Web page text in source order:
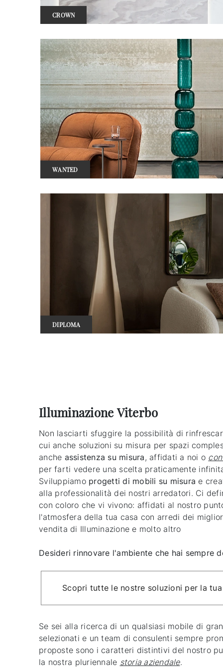
CROWN
WANTED
DIPLOMA
Illuminazione Viterbo
Non lasciarti sfuggire la possibilità di
cui anche soluzioni su misura per spazi
anche assistenza su misura , affidati a noi o
per farti vedere una scelta praticamente
Sviluppiamo progetti di mobili su misura e
alla professionalità dei nostri arredatori. Ci
con coloro che vi vivono: affidati al nostro
l'atmosfera della tua casa con arredi dei
vendita di Illuminazione e molto altro
Desideri rinnovare l'ambiente che hai sempre
Scopri tutte le nostre soluzioni per la tua
Se sei alla ricerca di un qualsiasi mobile di
selezionati e un team di consulenti sempre
proposte sono i caratteri distintivi del nostro
la nostra pluriennale storia aziendale.